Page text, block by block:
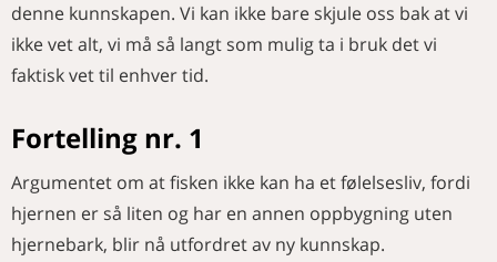
denne kunnskapen. Vi kan ikke bare skjule oss bak at vi
ikke vet alt, vi må så langt som mulig ta i bruk det vi
faktisk vet til enhver tid.
Fortelling nr. 1
Argumentet om at fisken ikke kan ha et følelsesliv, fordi
hjernen er så liten og har en annen oppbygning uten
hjernebark, blir nå utfordret av ny kunnskap.